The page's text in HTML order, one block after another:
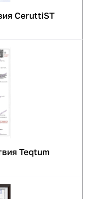
CeruttiST
Teqtum